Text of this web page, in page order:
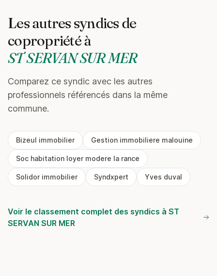
Les autres syndics de
copropriété à
ST SERVAN SUR MER
Comparez ce syndic avec les autres
professionnels référencés dans la même
commune.
Bizeul immobilier Gestion immobiliere malouine
Soc habitation loyer modere la rance
Solidor immobilier Syndxpert Yves duval
Voir le classement complet des syndics à ST
SERVAN SUR MER